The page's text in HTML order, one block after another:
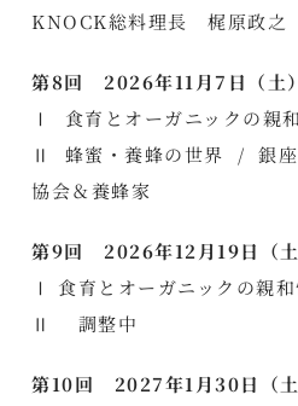
KNOCK総料理長 梶原政之
第8回 2026年11月7日（
Ⅰ 食育とオーガニックの親
Ⅱ 蜂蜜・養蜂の世界 / 銀
協会＆養蜂家
第9回 2026年12月19日（
Ⅰ 食育とオーガニックの親
Ⅱ 調整中
第10回 2027年1月30日（